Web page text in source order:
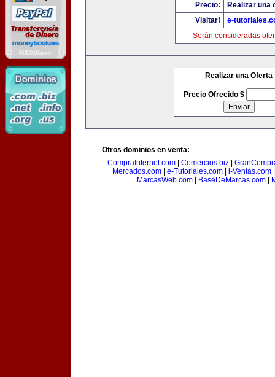
Precio:
Realizar una
Visitar!
e-
Serán consideradas
Realizar una Oferta
Precio Ofrecido $
Otros dominios en venta:
CompraInternet.com| Comercios.biz|
Mercados.com
e-Tutoriales.com i-Ventas.com
MarcasWeb.com
BaseDeMarcas.com